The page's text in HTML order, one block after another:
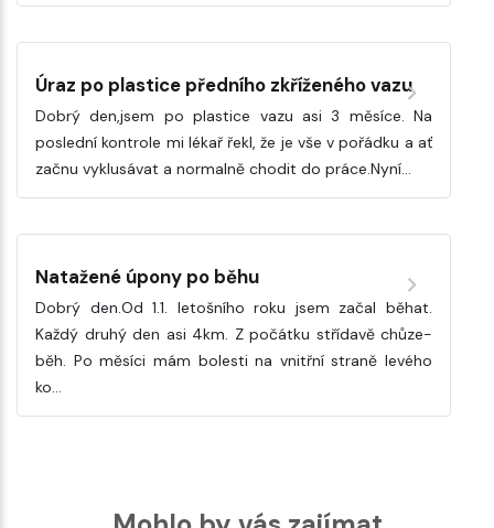
Úraz po plastice předního zkříženého vazu
Dobrý den,jsem po plastice vazu asi 3 měsíce. Na
poslední kontrole mi lékař řekl, že je vše v pořádku a ať
začnu vyklusávat a normalně chodit do práce.Nyní…
Natažené úpony po běhu
Dobrý den.Od 1.1. letošního roku jsem začal běhat.
Každý druhý den asi 4km. Z počátku střídavě chůze-
běh. Po měsíci mám bolesti na vnitřní straně levého
ko…